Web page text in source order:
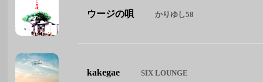
ウージの唄 かりゆし58
kakegae SIX LOUNGE